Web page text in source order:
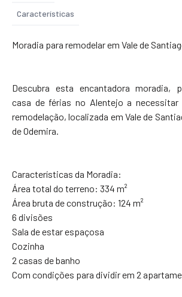
Características
Moradia para remodelar em Vale de
Descubra esta encantadora moradia,
casa de férias no Alentejo a necessitar
remodelação, localizada em Vale de
de Odemira.
Características da Moradia:
Área total do terreno: 334 m²
Área bruta de construção: 124 m²
6 divisões
Sala de estar espaçosa
Cozinha
2 casas de banho
Com condições para dividir em 2